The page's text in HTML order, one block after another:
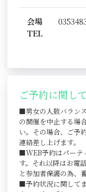
会場
TEL
ご予約に関し
■男女の人数バラン
の開催を中止する場
い。その場合、ご予
連絡差し上げます。
■WEB予約はパーテ
す。それ以降はお電
と参加者保護の為、
■予約状況に関して